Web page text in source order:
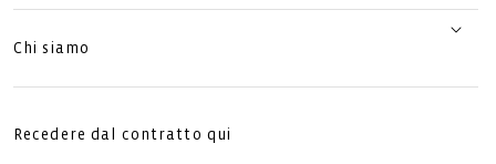
Chi siamo
Recedere dal contratto qui